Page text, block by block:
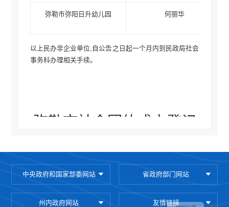
弥勒市弥阳日升幼儿园 何丽华
以上民办非企业单位,自公告之日起一个月内到民政局社会
事务科办理相关手续。
弥勒市社会团体 成立 登记
公告
根据《社会团体登记管理条例》规定，下列社会团体准予
变更登记，现予以公告。
中央政府和国家部委网站 省政府部门网站
州内政府网站 友情链接